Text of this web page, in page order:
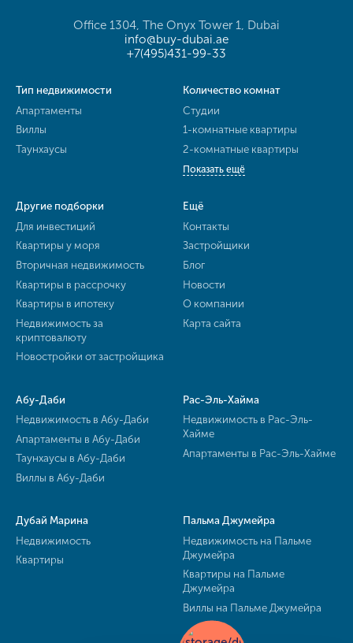
Office 1304, The Onyx Tower 1, Dubai
info@buy-dubai.ae
+7(495)431-99-33
Тип недвижимости
Апартаменты
Виллы
Таунхаусы
Количество комнат
Студии
1-комнатные квартиры
2-комнатные квартиры
Показать ещё
Другие подборки
Для инвестиций
Квартиры у моря
Вторичная недвижимость
Квартиры в рассрочку
Квартиры в ипотеку
Недвижимость за
криптовалюту
Новостройки от застройщика
Ещё
Контакты
Застройщики
Блог
Новости
О компании
Карта сайта
Абу-Даби
Недвижимость в Абу-Даби
Апартаменты в Абу-Даби
Таунхаусы в Абу-Даби
Виллы в Абу-Даби
Рас-Эль-Хайма
Недвижимость в Рас-Эль-
Хайме
Апартаменты в Рас-Эль-Хайме
Дубай Марина
Недвижимость
Квартиры
Пальма Джумейра
Недвижимость на Пальме
Джумейра
Квартиры на Пальме
Джумейра
Виллы на Пальме Джумейра